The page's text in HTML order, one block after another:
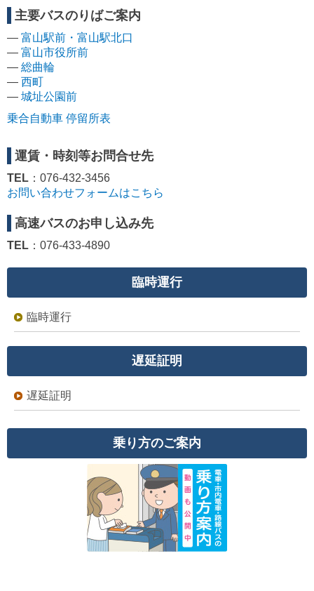
主要バスのりばご案内
― 富山駅前・富山駅北口
― 富山市役所前
― 総曲輪
― 西町
― 城址公園前
乗合自動車 停留所表
運賃・時刻等お問合せ先
TEL ：076-432-3456
お問い合わせフォームはこちら
高速バスのお申し込み先
TEL ：076-433-4890
臨時運行
臨時運行
遅延証明
遅延証明
乗り方のご案内